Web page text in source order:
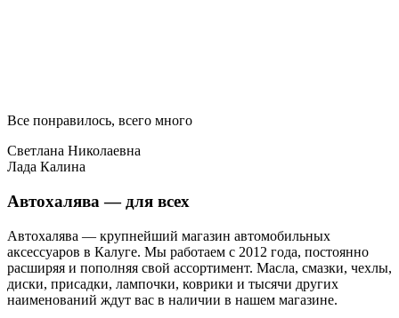
Все понравилось, всего много
Светлана Николаевна
Лада Калина
Автохалява — для всех
Автохалява — крупнейший магазин автомобильных
аксессуаров в Калуге. Мы работаем с 2012 года, постоянно
расширяя и пополняя свой ассортимент. Масла, смазки, чехлы,
диски, присадки, лампочки, коврики и тысячи других
наименований ждут вас в наличии в нашем магазине.